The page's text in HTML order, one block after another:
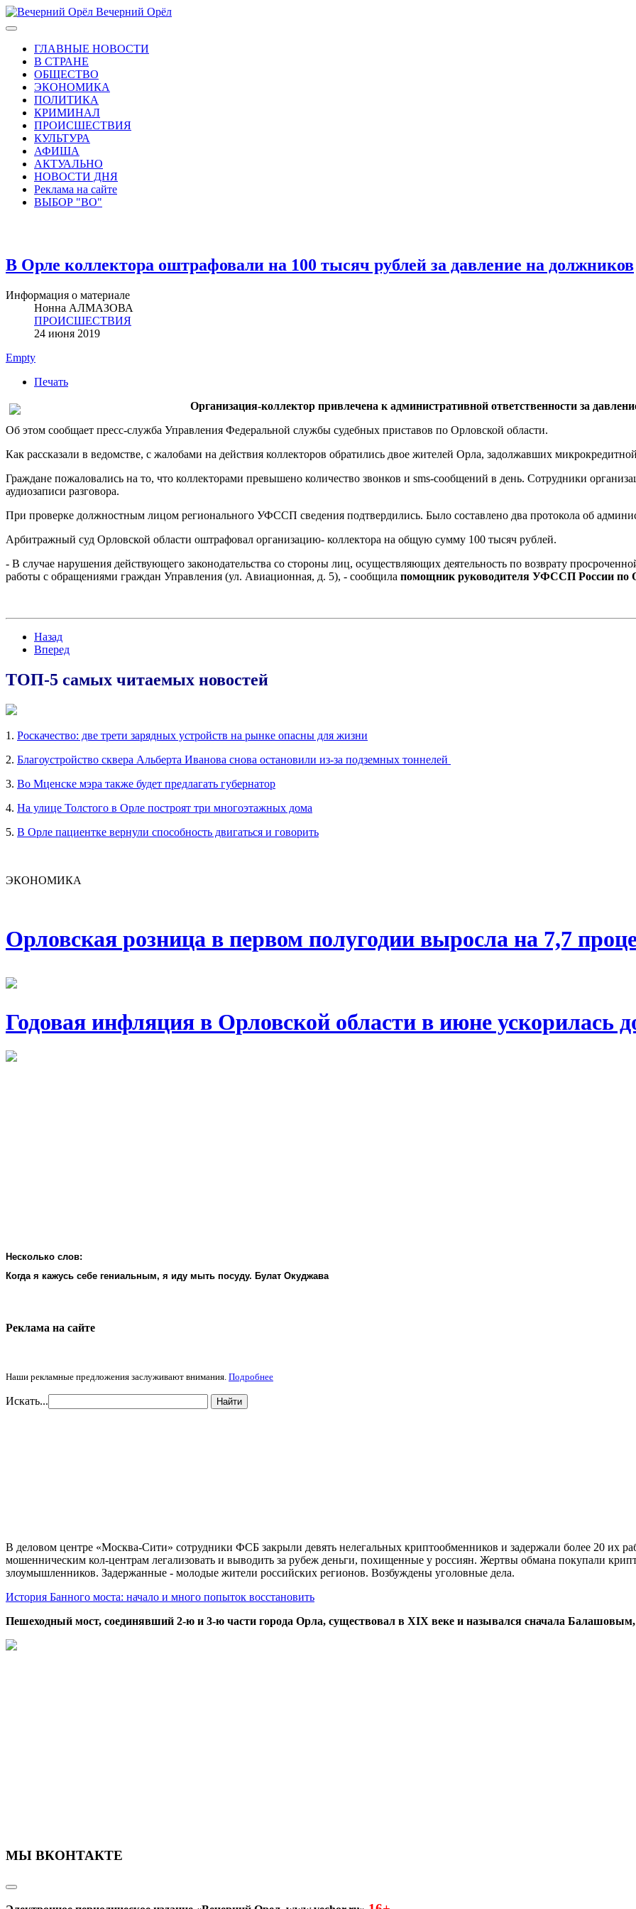
Вечерний Орёл
ГЛАВНЫЕ НОВОСТИ
В СТРАНЕ
ОБЩЕСТВО
ЭКОНОМИКА
ПОЛИТИКА
КРИМИНАЛ
ПРОИСШЕСТВИЯ
КУЛЬТУРА
АФИША
АКТУАЛЬНО
НОВОСТИ ДНЯ
Реклама на сайте
ВЫБОР "ВО"
В Орле коллектора оштрафовали на 100 тысяч рублей за давление на должников
Информация о материале
Нонна АЛМАЗОВА
ПРОИСШЕСТВИЯ
24 июня 2019
Empty
Печать
Организация-коллектор привлечена к административной ответственности за
Об этом сообщает пресс-служба Управления Федеральной службы судебных приставов по Орловской области.
Как рассказали в ведомстве, с жалобами на действия коллекторов обратились двое жителей Орла, задолжавших
Граждане пожаловались на то, что коллекторами превышено количество звонков и sms-сообщений в день. Сотрудники
аудиозаписи разговора.
При проверке должностным лицом регионального УФССП сведения подтвердились. Было составлено два протокола об
Арбитражный суд Орловской области оштрафовал организацию- коллектора на общую сумму 100 тысяч рублей.
- В случае нарушения действующего законодательства со стороны лиц, осуществляющих деятельность по возврату
работы с обращениями граждан Управления (ул. Авиационная, д. 5), - сообщила помощник руководителя УФССП России по
Назад
Вперед
ТОП-5 самых читаемых новостей
1. Роскачество: две трети зарядных устройств на рынке опасны для жизни
2. Благоустройство сквера Альберта Иванова снова остановили из-за подземных тоннелей
3. Во Мценске мэра также будет предлагать губернатор
4. На улице Толстого в Орле построят три многоэтажных дома
5. В Орле пациентке вернули способность двигаться и говорить
ЭКОНОМИКА
Орловская розница в первом полугодии выросла на 7,7
Годовая инфляция в Орловской области в июне ускорилась
Несколько слов:
Когда я кажусь себе гениальным, я иду мыть посуду. Булат Окуджава
Реклама на cайте
Наши рекламные предложения заслуживают внимания. Подробнее
Искать... Найти
В деловом центре «Москва-Сити» сотрудники ФСБ закрыли девять нелегальных криптообменников и задержали более 20 их
мошенническим кол-центрам легализовать и выводить за рубеж деньги, похищенные у россиян. Жертвы обмана покупали
злоумышленников. Задержанные - молодые жители российских регионов. Возбуждены уголовные дела.
История Банного моста: начало и много попыток восстановить
Пешеходный мост, соединявший 2-ю и 3-ю части города Орла, существовал в XIX веке и назывался сначала
МЫ ВКОНТАКТЕ